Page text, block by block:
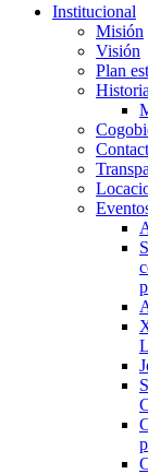
Institucional
Misión
Visión
Plan
Historia